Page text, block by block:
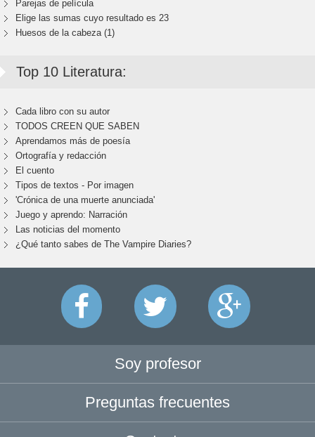
Parejas de película
Elige las sumas cuyo resultado es 23
Huesos de la cabeza (1)
Top 10 Literatura:
Cada libro con su autor
TODOS CREEN QUE SABEN
Aprendamos más de poesía
Ortografía y redacción
El cuento
Tipos de textos - Por imagen
'Crónica de una muerte anunciada'
Juego y aprendo: Narración
Las noticias del momento
¿Qué tanto sabes de The Vampire Diaries?
Soy profesor
Preguntas frecuentes